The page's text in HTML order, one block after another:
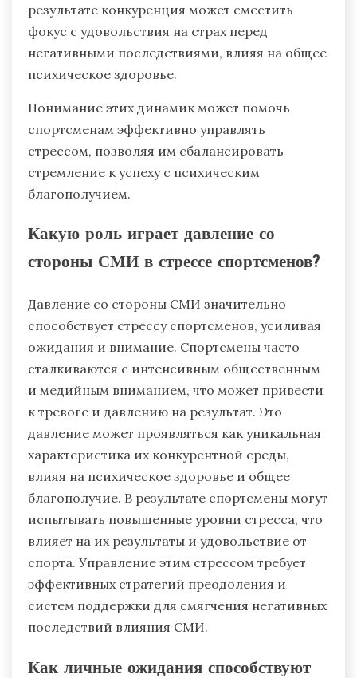
результате конкуренция может сместить
фокус с удовольствия на страх перед
негативными последствиями, влияя на общее
психическое здоровье.
Понимание этих динамик может помочь
спортсменам эффективно управлять
стрессом, позволяя им сбалансировать
стремление к успеху с психическим
благополучием.
Какую роль играет давление со
стороны СМИ в стрессе спортсменов?
Давление со стороны СМИ значительно
способствует стрессу спортсменов, усиливая
ожидания и внимание. Спортсмены часто
сталкиваются с интенсивным общественным
и медийным вниманием, что может привести
к тревоге и давлению на результат. Это
давление может проявляться как уникальная
характеристика их конкурентной среды,
влияя на психическое здоровье и общее
благополучие. В результате спортсмены могут
испытывать повышенные уровни стресса, что
влияет на их результаты и удовольствие от
спорта. Управление этим стрессом требует
эффективных стратегий преодоления и
систем поддержки для смягчения негативных
последствий влияния СМИ.
Как личные ожидания способствуют